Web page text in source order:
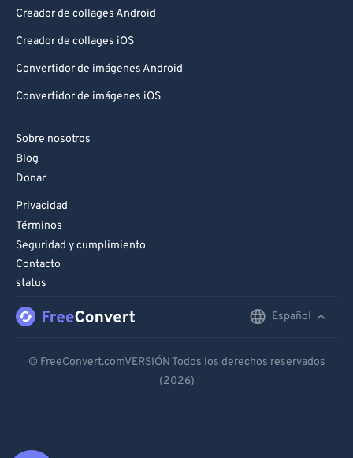
Creador de collages Android
Creador de collages iOS
Convertidor de imágenes Android
Convertidor de imágenes iOS
Sobre nosotros
Blog
Donar
Privacidad
Términos
Seguridad y cumplimiento
Contacto
status
Español
Español
© FreeConvert.comVERSIÓN Todos los derechos reservados
(2026)